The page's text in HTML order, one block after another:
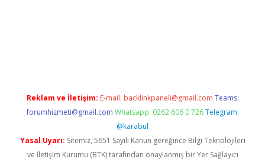
Reklam ve İletişim: E-mail: backlinkpaneli@gmail.com Teams:
forumhizmeti@gmail.com Whatsapp: 0262 606 0 726 Telegram:
@karabul
Yasal Uyarı: Sitemiz, 5651 Sayılı Kanun gereğince Bilgi Teknolojileri
ve İletişim Kurumu (BTK) tarafından onaylanmış bir Yer Sağlayıcı